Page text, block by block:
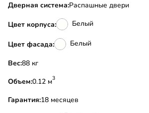
Дверная система:Распашные двери
Цвет корпуса: Белый
Цвет фасада: Белый
Вес:
88 кг
Объем:
0.12 м3
Гарантия:18 месяцев